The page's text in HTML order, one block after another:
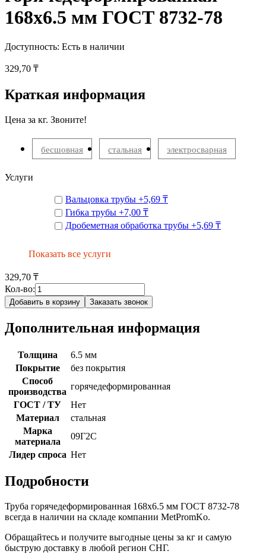
168х6.5 мм ГОСТ 8732-78
Доступность: Есть в наличии
329,70 ₸
Краткая информация
Цена за кг. Звоните!
бесшовная стальная электросварная
Услуги
Вальцовка трубы +5,69 ₸
Гибка трубы +7,00 ₸
Дробеметная обработка трубы +5,69 ₸
Показать все услуги
329,70 ₸
Кол-во:
Добавить в корзину Заказать звонок
Дополнительная информация
Толщина
6.5 мм
Покрытие
без покрытия
Способ
производства
горячедеформированная
ГОСТ / ТУ
Нет
Материал
стальная
Марка
материала
09Г2С
Лидер спроса Нет
Подробности
Труба горячедеформированная 168х6.5 мм ГОСТ 8732-78
всегда в наличии на складе компании MetPromKo.
Обращайтесь и получите выгодные цены за кг и самую
быструю доставку в любой регион СНГ.